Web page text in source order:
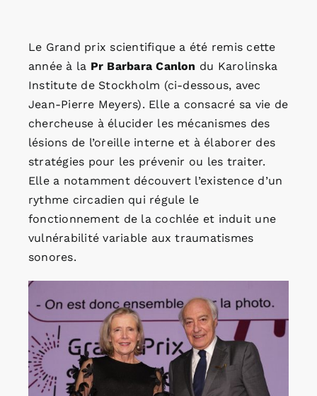
Le Grand prix scientifique a été remis cette
année à la Pr Barbara Canlon du Karolinska
Institute de Stockholm (ci-dessous, avec
Jean-Pierre Meyers). Elle a consacré sa vie de
chercheuse à élucider les mécanismes des
lésions de l’oreille interne et à élaborer des
stratégies pour les prévenir ou les traiter.
Elle a notamment découvert l’existence d’un
rythme circadien qui régule le
fonctionnement de la cochlée et induit une
vulnérabilité variable aux traumatismes
sonores.